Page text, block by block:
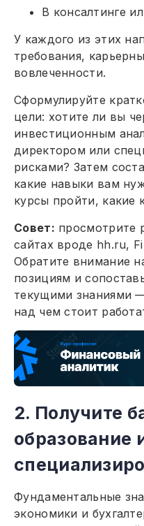
В консалтинге
У каждого из этих
требования,
вовлеченности.
Сформулируйте
цели: хотите ли вы
инвестиционным
директором или
рисками? Затем
какие навыки вам
курсы пройти, какие
Совет: просмотрите
сайтах вроде hh.ru,
Обратите внимание
позициям и
текущими знаниями
над чем стоит
2. Получите
образование
Фундаментальные
экономики и